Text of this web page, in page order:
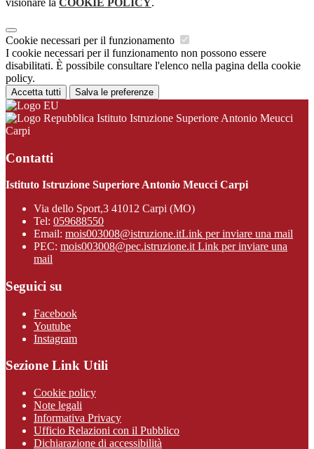
Cookie necessari per il funzionamento
I cookie necessari per il funzionamento non possono essere
disabilitati. È possibile consultare l'elenco nella pagina della cookie
policy.
Accetta tutti Salva le preferenze
Istituto Istruzione Superiore Antonio Meucci
Carpi
Contatti
Istituto Istruzione Superiore Antonio Meucci Carpi
Via dello Sport,3 41012 Carpi (MO)
Tel: 059688550
Email: mois003008@istruzione.itLink per inviare una mail
PEC: mois003008@pec.istruzione.it Link per inviare una
mail
Seguici su
Facebook
Youtube
Instagram
Sezione Link Utili
Cookie policy
Note legali
Informativa Privacy
Ufficio Relazioni con il Pubblico
Dichiarazione di accessibilità